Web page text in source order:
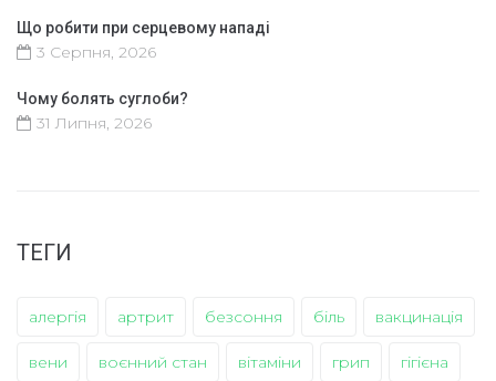
Що робити при серцевому нападі
3 Серпня, 2026
Чому болять суглоби?
31 Липня, 2026
ТЕГИ
алергія артрит безсоння біль вакцинація
вени воєнний стан вітаміни грип гігієна